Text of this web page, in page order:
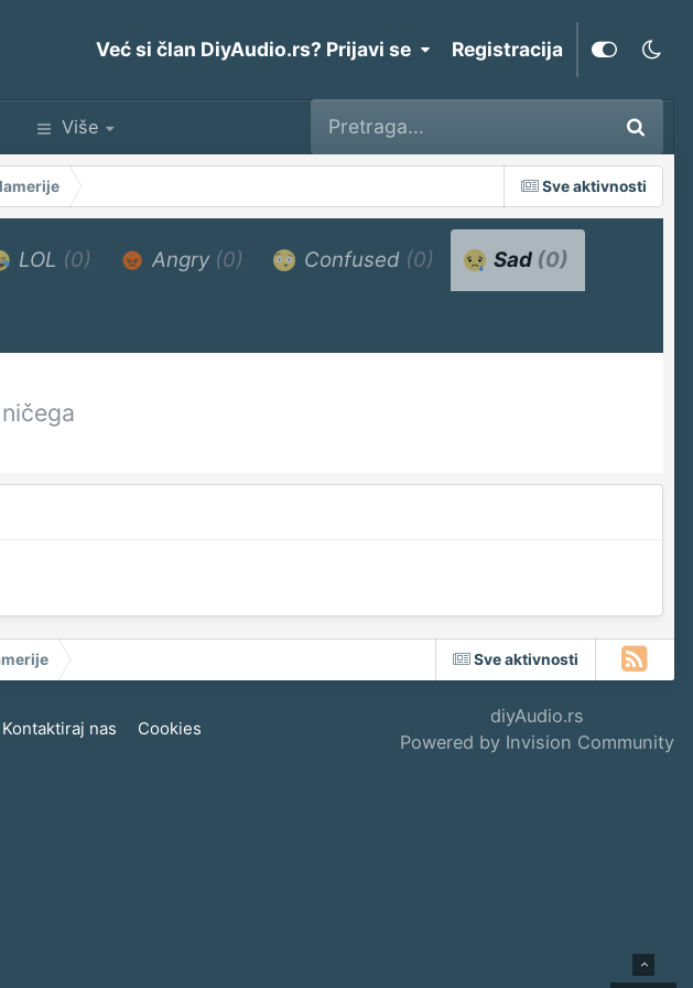
Već si član DiyAudio.rs? Prijavi se Registracija
Više
Sve aktivnosti
LOL (0) Angry (0) Confused (0) Sad (0)
Sve aktivnosti
Kontaktiraj nas Cookies
diyAudio.rs
Powered by Invision Community